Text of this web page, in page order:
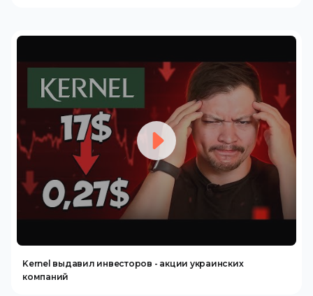
Kernel выдавил инвесторов - акции украинских
компаний